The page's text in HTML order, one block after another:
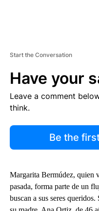
Start the Conversation
Have your
Leave a comment
think.
Be the
Margarita Bermúdez, quien
pasada, forma parte de un
buscan a sus seres